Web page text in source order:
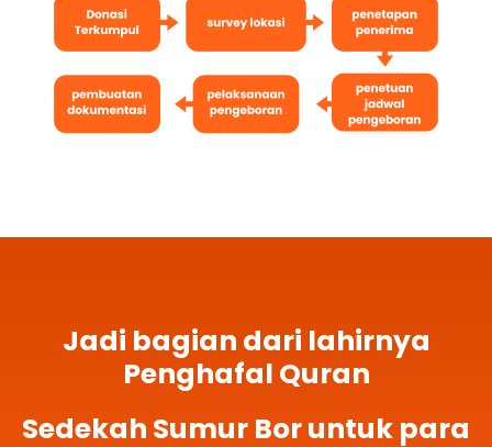
Jadi bagian dari lahirnya
Penghafal Quran
Sedekah Sumur Bor untuk para